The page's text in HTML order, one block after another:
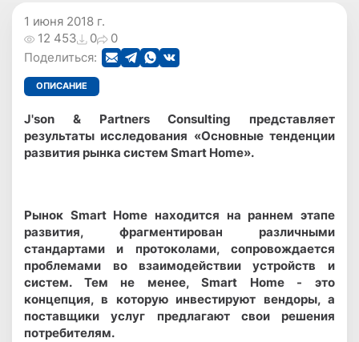
1 июня 2018 г.
12 453
0
0
Поделиться:
ОПИСАНИЕ
J'son & Partners Consulting представляет
результаты исследования «Основные тенденции
развития рынка систем Smart Home».
Рынок Smart Home находится на раннем этапе
развития, фрагментирован различными
стандартами и протоколами, сопровождается
проблемами во взаимодействии устройств и
систем. Тем не менее, Smart Home - это
концепция, в которую инвестируют вендоры, а
поставщики услуг предлагают свои решения
потребителям.